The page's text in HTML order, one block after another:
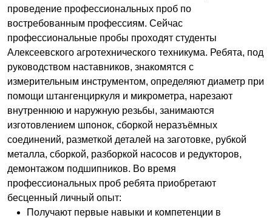
проведение профессиональных проб по
востребованным профессиям. Сейчас
профессиональные пробы проходят студенты
Алексеевского агротехнического техникума. Ребята, под
руководством наставников, знакомятся с
измерительным инструментом, определяют диаметр при
помощи штангенциркуля и микрометра, нарезают
внутреннюю и наружную резьбы, занимаются
изготовлением шпонок, сборкой неразъёмных
соединений, разметкой деталей на заготовке, рубкой
металла, сборкой, разборкой насосов и редукторов,
демонтажом подшипников. Во время
профессиональных проб ребята приобретают
бесценный личный опыт:
Получают первые навыки и компетенции в